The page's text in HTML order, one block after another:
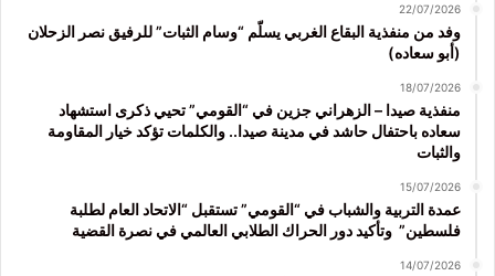
22/07/2026
وفد من منفذية البقاع الغربي يسلّم “وسام الثبات” للرفيق نصر الزحلان
(أبو سعاده)
18/07/2026
منفذية صيدا – الزهراني جزين في “القومي” تحيي ذكرى استشهاد
سعاده باحتفال حاشد في مدينة صيدا.. والكلمات تؤكد خيار المقاومة
والثبات
15/07/2026
عمدة التربية والشباب في “القومي” تستقبل “الاتحاد العام لطلبة
فلسطين” وتأكيد دور الحراك الطلابي العالمي في نصرة القضية
14/07/2026